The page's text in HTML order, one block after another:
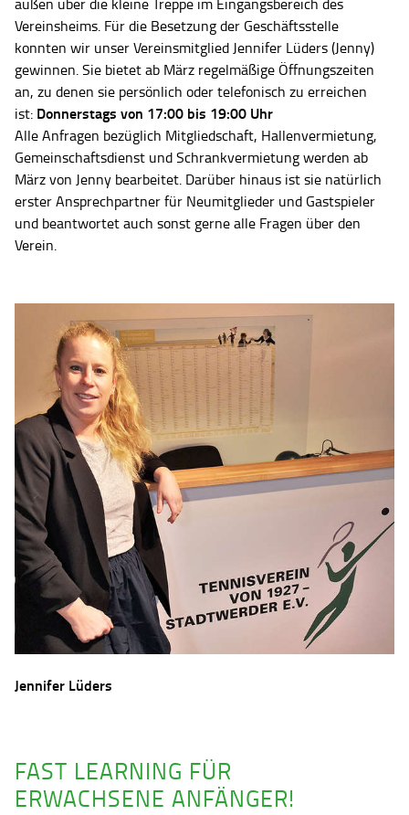
außen über die kleine Treppe im Eingangsbereich des
Vereinsheims. Für die Besetzung der Geschäftsstelle
konnten wir unser Vereinsmitglied Jennifer Lüders (Jenny)
gewinnen. Sie bietet ab März regelmäßige Öffnungszeiten
an, zu denen sie persönlich oder telefonisch zu erreichen
ist: Donnerstags von 17:00 bis 19:00 Uhr
Alle Anfragen bezüglich Mitgliedschaft, Hallenvermietung,
Gemeinschaftsdienst und Schrankvermietung werden ab
März von Jenny bearbeitet. Darüber hinaus ist sie natürlich
erster Ansprechpartner für Neumitglieder und Gastspieler
und beantwortet auch sonst gerne alle Fragen über den
Verein.
Jennifer Lüders
FAST LEARNING FÜR
ERWACHSENE ANFÄNGER!